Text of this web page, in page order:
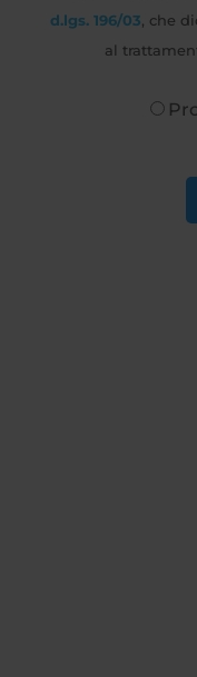
d.lgs. 196/03 , che
al